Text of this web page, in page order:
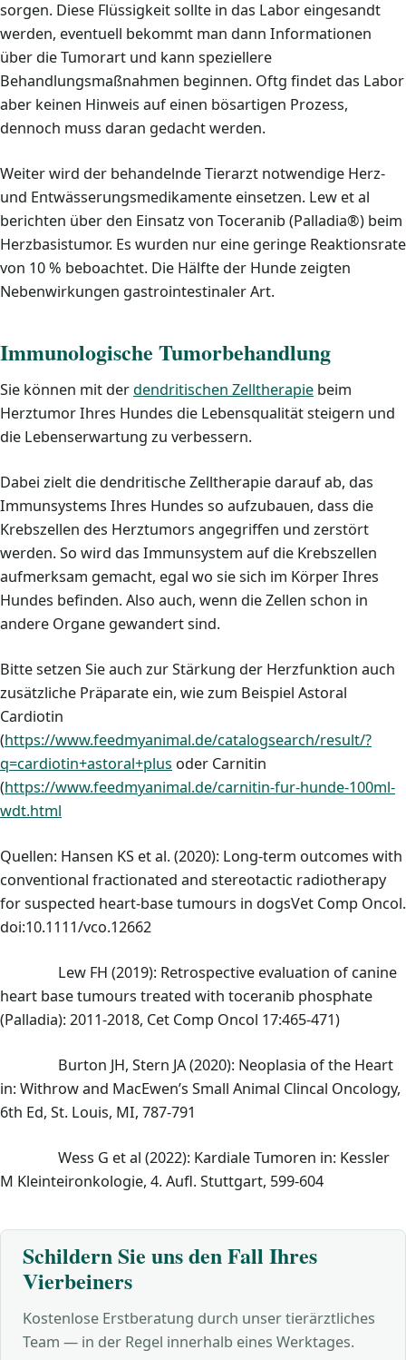
sorgen. Diese Flüssigkeit sollte in das Labor eingesandt
werden, eventuell bekommt man dann Informationen
über die Tumorart und kann speziellere
Behandlungsmaßnahmen beginnen. Oftg findet das Labor
aber keinen Hinweis auf einen bösartigen Prozess,
dennoch muss daran gedacht werden.
Weiter wird der behandelnde Tierarzt notwendige Herz-
und Entwässerungsmedikamente einsetzen. Lew et al
berichten über den Einsatz von Toceranib (Palladia®) beim
Herzbasistumor. Es wurden nur eine geringe Reaktionsrate
von 10 % beboachtet. Die Hälfte der Hunde zeigten
Nebenwirkungen gastrointestinaler Art.
Immunologische Tumorbehandlung
Sie können mit derdendritischen Zelltherapie beim
Herztumor Ihres Hundes die Lebensqualität steigern und
die Lebenserwartung zu verbessern.
Dabei zielt die dendritische Zelltherapie darauf ab, das
Immunsystems Ihres Hundes so aufzubauen, dass die
Krebszellen des Herztumors angegriffen und zerstört
werden. So wird das Immunsystem auf die Krebszellen
aufmerksam gemacht, egal wo sie sich im Körper Ihres
Hundes befinden. Also auch, wenn die Zellen schon in
andere Organe gewandert sind.
Bitte setzen Sie auch zur Stärkung der Herzfunktion auch
zusätzliche Präparate ein, wie zum Beispiel Astoral
Cardiotin
(https://www.feedmyanimal.de/catalogsearch/result/?
q=cardiotin+astoral+plus oder Carnitin
(https://www.feedmyanimal.de/carnitin-fur-hunde-100ml-
wdt.html
Quellen: Hansen KS et al. (2020): Long‐term outcomes with
conventional fractionated and stereotactic radiotherapy
for suspected heart‐base tumours in dogsVet Comp Oncol.
doi:10.1111/vco.12662
Lew FH (2019): Retrospective evaluation of canine
heart base tumours treated with toceranib phosphate
(Palladia): 2011-2018, Cet Comp Oncol 17:465-471)
Burton JH, Stern JA (2020): Neoplasia of the Heart
in: Withrow and MacEwen’s Small Animal Clincal Oncology,
6th Ed, St. Louis, MI, 787-791
Wess G et al (2022): Kardiale Tumoren in: Kessler
M Kleinteironkologie, 4. Aufl. Stuttgart, 599-604
Schildern Sie uns den Fall Ihres
Vierbeiners
Kostenlose Erstberatung durch unser tierärztliches
Team — in der Regel innerhalb eines Werktages.